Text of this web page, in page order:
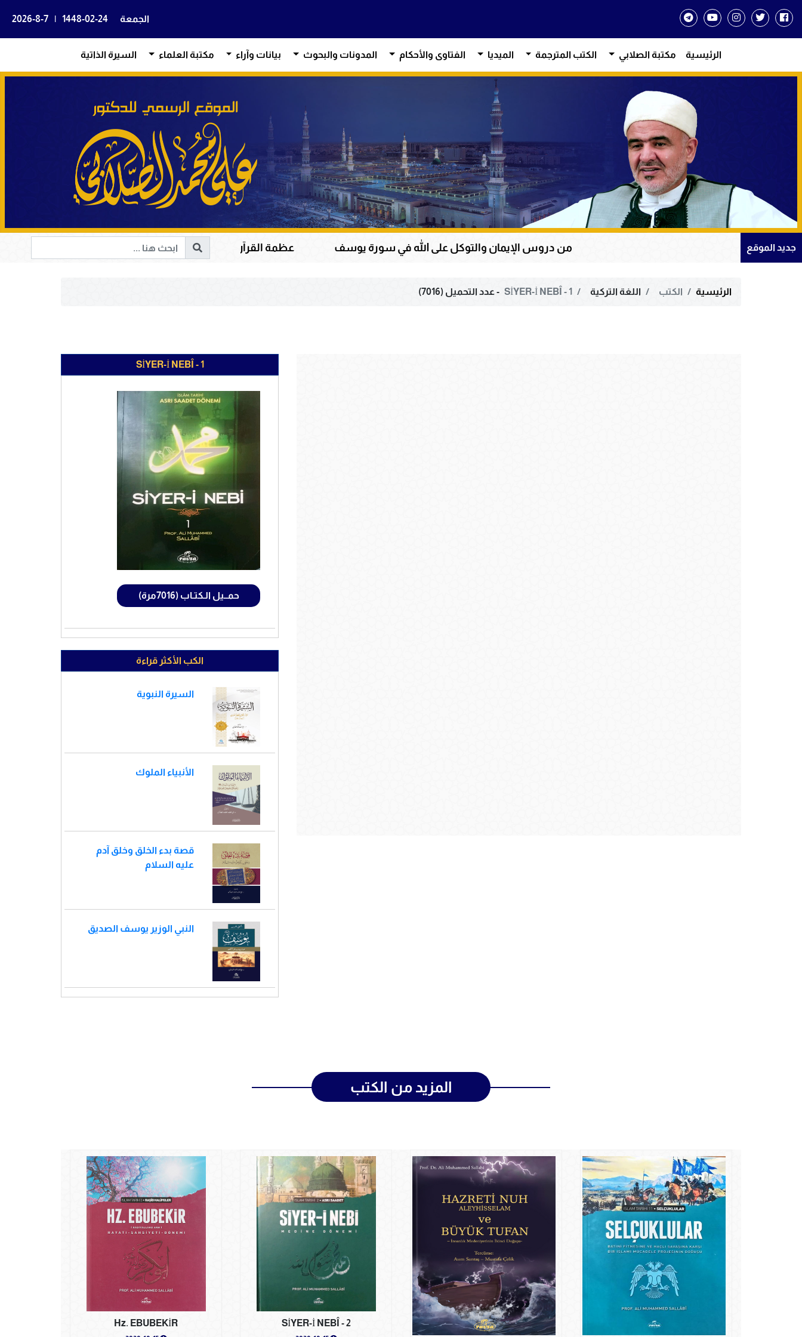
الجمعة 1448-02-24
|
2026-8-7
الرئيسية مكتبة الصلابي الكتب المترجمة الميديا الفتاوى والأحكام المدونات والبحوث بيانات وآراء مكتبة العلماء السيرة الذاتية
جديد الموقع من دروس الإيمان والتوكل على الله في سورة يوسف عظمة القرآن الكريم في هداية القلوب وإصلاح المجتمعات وقيادة الإنسانية إلى
الرئيسية الكتب اللغة التركية SİYER-İ NEBÎ - 1 - عدد التحميل (7016)
SİYER-İ NEBÎ - 1
حمــيل الـكتـاب (7016مرة)
الكب الأكثر قراءة
السيرة النبوية
الأنبياء الملوك
قصة بدء الخلق وخلق آدم
عليه السلام
النبي الوزير يوسف الصديق
المزيد من الكتب
SİYER-İ NEBÎ - 2
Hz. EBUBEKİR